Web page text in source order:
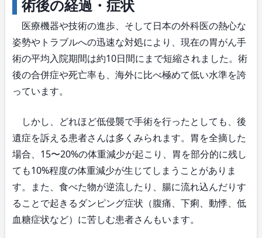
術後の経過・症状
医療機器や技術の進歩、そして日本の外科医の熱心な
姿勢やトラブルへの迅速な対処により、現在の胃がん手
術の平均入院期間は約10日間にまで短縮されました。術
後の合併症や死亡率も、海外に比べ極めて低い水準を誇
っています。
しかし、どれほど低侵襲で手術を行ったとしても、後
遺症を訴える患者さんは多くみられます。胃を全摘した
場合、15〜20%の体重減少が起こり、胃を部分的に残し
ても10%程度の体重減少が生じてしまうことがありま
す。また、食べた物が逆流したり、腸に流れ込んだりす
ることで起きるダンピング症状（腹痛、下痢、動悸、低
血糖症状など）に苦しむ患者さんもいます。